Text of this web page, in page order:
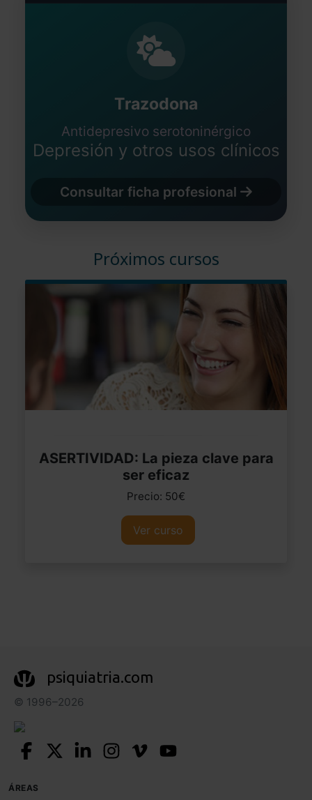
Trazodona
Antidepresivo serotoninérgico
Depresión y otros usos clínicos
Consultar ficha profesional
Próximos cursos
ASERTIVIDAD: La pieza clave para
ser eficaz
Precio: 50€
Ver curso
psiquiatria.com
© 1996–2026
ÁREAS